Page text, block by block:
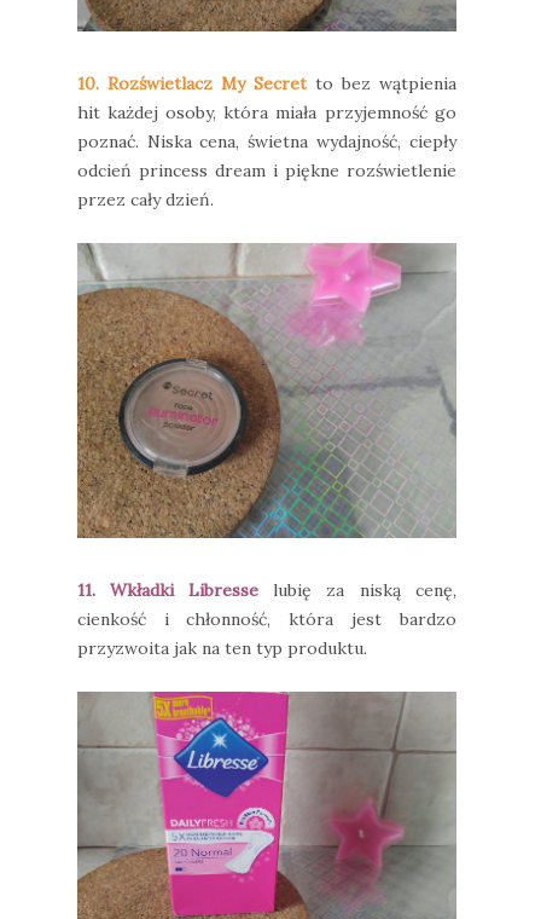
10. Rozświetlacz My Secretto bez wątpienia
hit każdej osoby, która miała przyjemność go
poznać. Niska cena, świetna wydajność, ciepły
odcień princess dream i piękne rozświetlenie
przez cały dzień.
11. Wkładki Libresse lubię za niską cenę,
cienkość i chłonność, która jest bardzo
przyzwoita jak na ten typ produktu.